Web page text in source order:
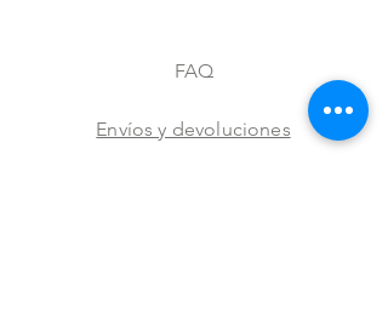
FAQ
Envíos y devoluciones